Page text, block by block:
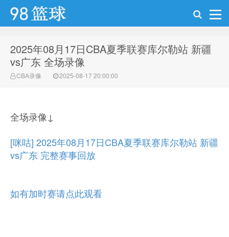
98篮球网
2025年08月17日CBA夏季联赛库尔勒站 新疆
vs广东 全场录像
CBA录像 2025-08-17 20:00:00
全场录像↓
[咪咕] 2025年08月17日CBA夏季联赛库尔勒站 新疆
vs广东 完整赛事回放
如有加时赛请点此观看